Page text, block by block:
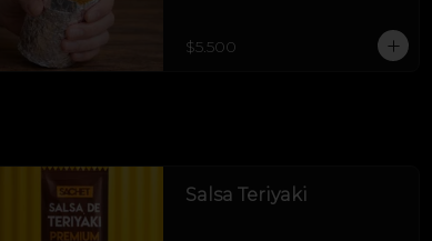
$5.500
Salsa Teriyaki